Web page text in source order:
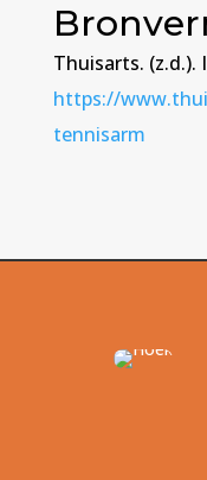
Thuisarts. (z.d.).
https://
tennisarm